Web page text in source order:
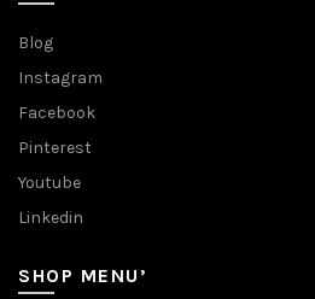
Blog
Instagram
Facebook
Pinterest
Youtube
Linkedin
SHOP MENU’